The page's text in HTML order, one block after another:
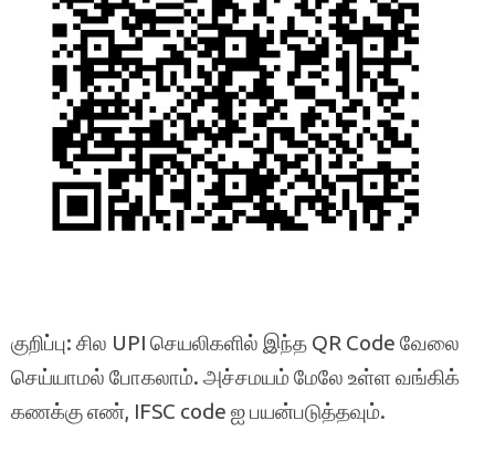
குறிப்பு: சில UPI செயலிகளில் இந்த QR Code வேலை
செய்யாமல் போகலாம். அச்சமயம் மேலே உள்ள வங்கிக்
கணக்கு எண், IFSC code ஐ பயன்படுத்தவும்.